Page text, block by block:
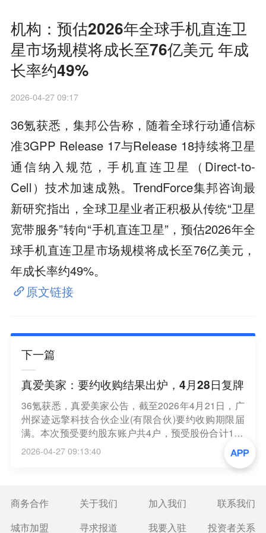
机构：预估2026年全球手机直连卫
星市场规模将成长至76亿美元 年成
长率约49%
2026-04-27 09:17
36氪获悉，集邦公告称，随着全球行动通信标
准3GPP Release 17与Release 18持续将卫星
通信纳入规范，手机直连卫星（Direct-to-
Cell）技术加速成熟。TrendForce集邦咨询最
新研究指出，全球卫星业者正积极从传统“卫星
宽带服务”转向“手机直连卫星”，预估2026年全
球手机直连卫星市场规模将成长至76亿美元，
年成长率约49%。
原文链接
下一篇
真爱美家：要约收购结果出炉，4月28日复牌
36氪获悉，真爱美家公告，截至2026年4月21日，广
州探迹远擎科技合伙企业(有限合伙)要约收购期限届
满。本次预受要约股东账户共4户，预受股份合计187
3.75万股，占总股本13.01%。收购人将按约定收购已
预受股份。收购完成后，收购人持有公司股份6192.3
1万股，占总股本43.00%。公司股权分布仍符合上市
8日上午开市起复牌。
2026-04-27 09:13:40
商务合作 关于我们 加入我们
联系我们
城市加盟
寻求报道 我要入驻 投资者关系